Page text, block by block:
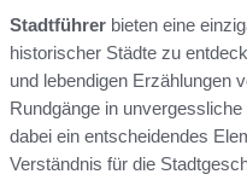
Stadtführer bieten eine
historischer Städte zu
und lebendigen Erzählungen
Rundgänge in
dabei ein entscheidendes
Verständnis für die